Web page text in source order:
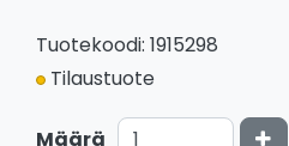
Tuotekoodi: 1915298
Tilaustuote
Määrä